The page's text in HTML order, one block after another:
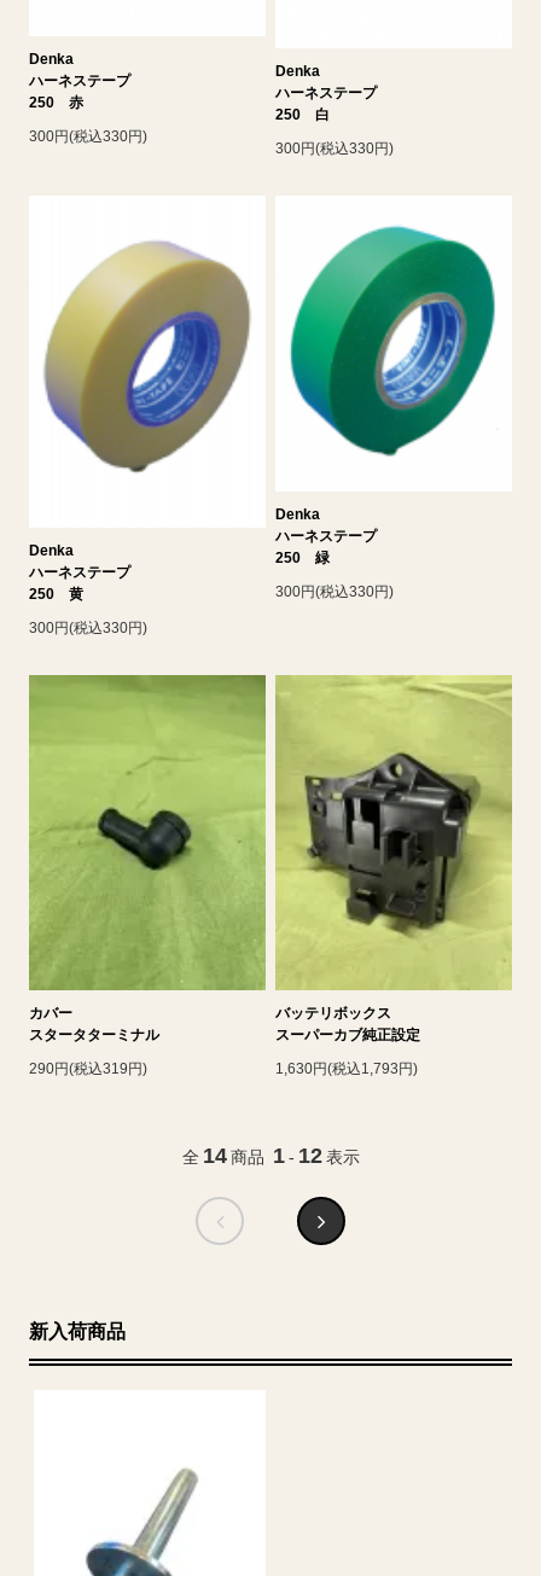
Denka
ハーネステープ
250 赤
300円(税込330円)
Denka
ハーネステープ
250 白
300円(税込330円)
Denka
ハーネステープ
250 黄
300円(税込330円)
Denka
ハーネステープ
250 緑
300円(税込330円)
カバー
スタータターミナル
290円(税込319円)
バッテリボックス
スーパーカブ純正設定
1,630円(税込1,793円)
全 14 商品 1 - 12 表示
新入荷商品